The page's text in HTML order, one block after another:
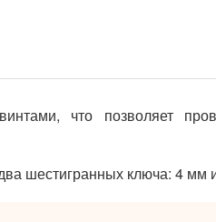
что позволяет
шестигранных ключа: 4 мм